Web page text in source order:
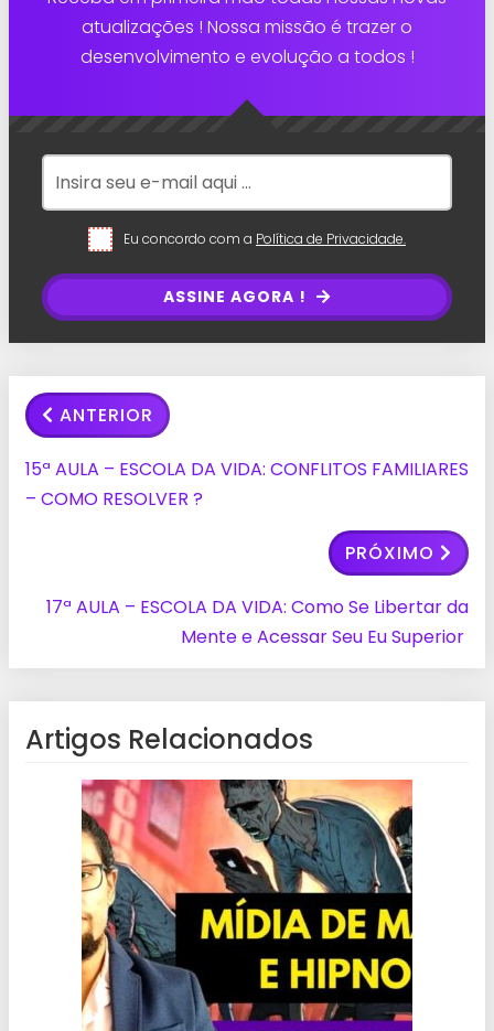
atualizações ! Nossa missão é trazer o
desenvolvimento e evolução a todos !
Eu concordo com a Política de Privacidade.
ASSINE AGORA !
ANTERIOR
15ª AULA – ESCOLA DA VIDA: CONFLITOS FAMILIARES
– COMO RESOLVER ?
PRÓXIMO
17ª AULA – ESCOLA DA VIDA: Como Se Libertar da
Mente e Acessar Seu Eu Superior
Artigos Relacionados